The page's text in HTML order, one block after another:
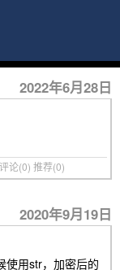
2022年6月28日
评论(0) 推荐(0)
2020年9月19日
使用str，加密后的